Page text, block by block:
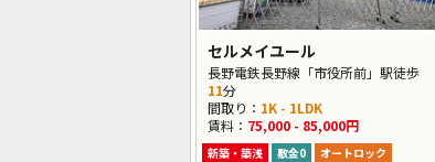
セルメイユール
長野電鉄長野線「市役所前」駅徒歩
11分
間取り： 1K - 1LDK
賃料： 75,000 - 85,000円
新築・築浅 敷金0
オートロック